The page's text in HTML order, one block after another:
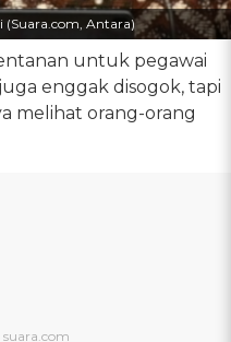
(Suara.com, Antara)
untuk pegawai
enggak disogok, tapi
melihat orang-orang